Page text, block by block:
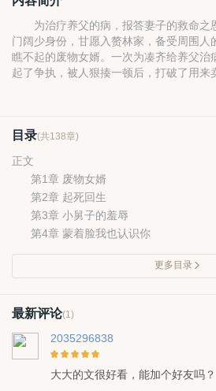
为治疗养父的病，报答妻子的救命之
门阔少身份，甘愿入赘林家，备受周围人
瞧不起的废物女婿。一次为凑齐给养父治
起了争执，被人狠揍一顿后，打破了用来
正当男主陷入绝望时候，碎玉传来一道
目录(共138章)
正文
第1章 废物女婿
第2章 起死回生
第3章 小舅子的羞辱
第4章 蒙着脸我也认识你
更多目录
最新评论(1)
2035296838
大大的文很好看，能加个好友吗？